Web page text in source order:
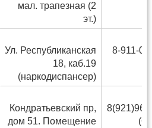
мал. трапезная (2
эт.)
Ул. Республиканская
18, каб.19
(наркодиспансер)
8-911-
Кондратьевский пр,
дом 51. Помещение